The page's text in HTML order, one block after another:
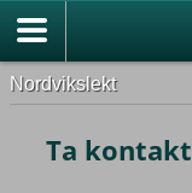
Nordvikslekt
Ta kontakt